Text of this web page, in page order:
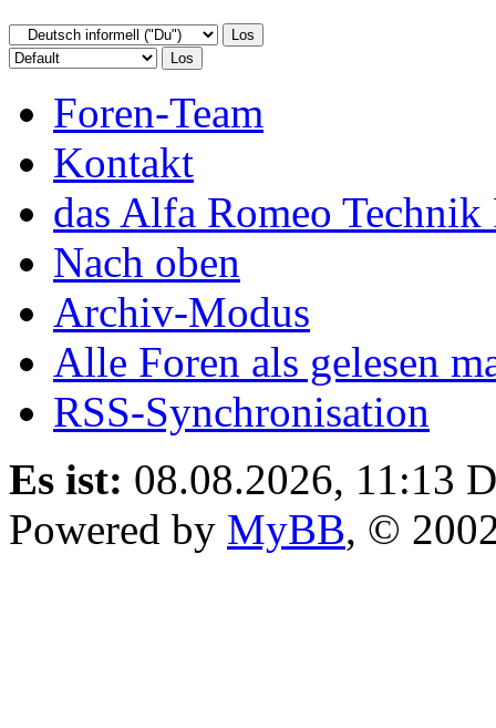
Foren-Team
Kontakt
das Alfa Romeo Technik
Nach oben
Archiv-Modus
Alle Foren als gelesen
RSS-Synchronisation
Es ist: 08.08.2026, 11:13
Powered by MyBB, ©